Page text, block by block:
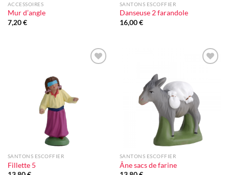
ACCESSOIRES
Mur d’angle
7,20€
SANTONS ESCOFFIER
Danseuse 2 farandole
16,00€
SANTONS ESCOFFIER
Fillette 5
SANTONS ESCOFFIER
Âne sacs de farine